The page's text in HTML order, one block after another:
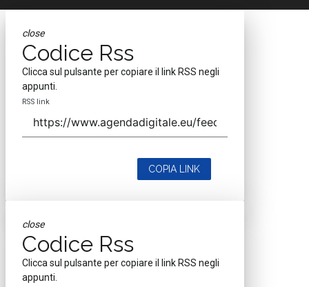
close
Codice Rss
Clicca sul pulsante per copiare il link RSS negli
appunti.
RSS link
COPIA LINK
close
Codice Rss
Clicca sul pulsante per copiare il link RSS negli
appunti.